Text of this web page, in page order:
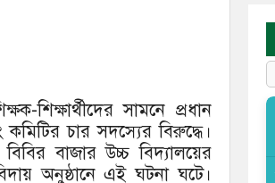
শিক্ষার্থীদের সামনে প্রধান
চার সদস্যের বিরুদ্ধে।
বাজার উচ্চ বিদ্যালয়ের
অনুষ্ঠানে এই ঘটনা ঘটে।